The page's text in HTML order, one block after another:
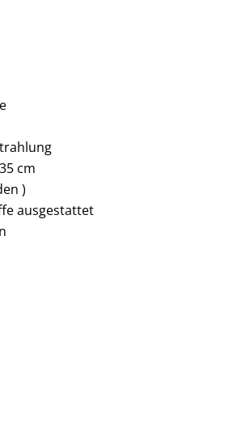
cm
)
ausgestattet